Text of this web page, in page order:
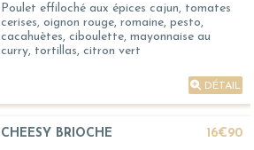
Poulet effiloché aux épices cajun, tomates
cerises, oignon rouge, romaine, pesto,
cacahuètes, ciboulette, mayonnaise au
curry, tortillas, citron vert
DÉTAIL
CHEESY BRIOCHE
16€90